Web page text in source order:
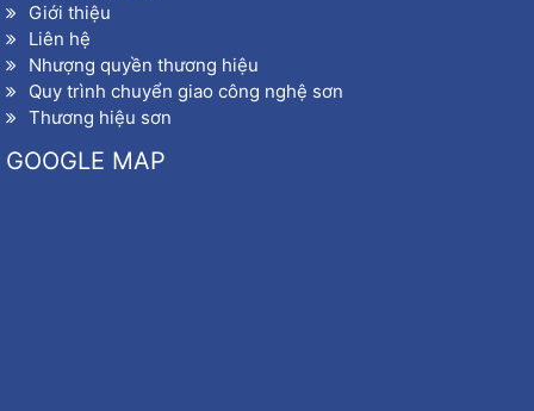
Giới thiệu
Liên hệ
Nhượng quyền thương hiệu
Quy trình chuyển giao công nghệ sơn
Thương hiệu sơn
GOOGLE MAP